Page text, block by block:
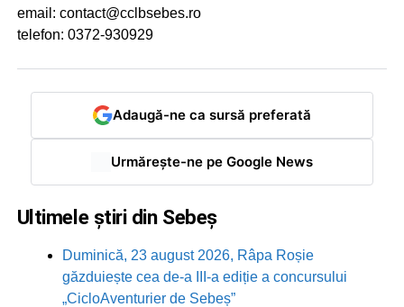
email: contact@cclbsebes.ro
telefon: 0372-930929
Adaugă-ne ca sursă preferată
Urmărește-ne pe Google News
Ultimele știri din Sebeș
Duminică, 23 august 2026, Râpa Roșie
găzduiește cea de-a III-a ediție a concursului
„CicloAventurier de Sebeș”